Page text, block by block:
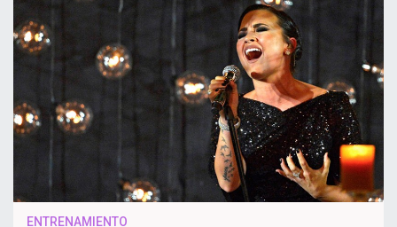
ENTRENAMIENTO